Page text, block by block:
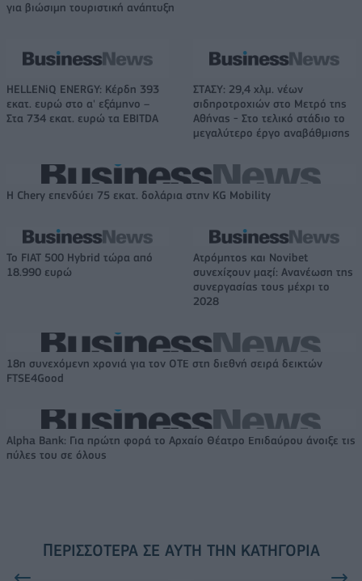
για βιώσιμη τουριστική ανάπτυξη
HELLENiQ ENERGY: Κέρδη 393
εκατ. ευρώ στο α' εξάμηνο –
Στα 734 εκατ. ευρώ τα EBITDA
ΣΤΑΣΥ: 29,4 χλμ. νέων
σιδηροτροχιών στο Μετρό της
Αθήνας - Στο τελικό στάδιο το
μεγαλύτερο έργο αναβάθμισης
Η Chery επενδύει 75 εκατ. δολάρια στην KG Mobility
Το FIAT 500 Hybrid τώρα από
18.990 ευρώ
Ατρόμητος και Novibet
συνεχίζουν μαζί: Ανανέωση της
συνεργασίας τους μέχρι το
2028
18η συνεχόμενη χρονιά για τον ΟΤΕ στη διεθνή σειρά δεικτών
FTSE4Good
Alpha Bank: Για πρώτη φορά το Αρχαίο Θέατρο Επιδαύρου άνοιξε τις
πύλες του σε όλους
ΠΕΡΙΣΣΌΤΕΡΑ ΣΕ ΑΥΤΉ ΤΗΝ ΚΑΤΗΓΟΡΊΑ